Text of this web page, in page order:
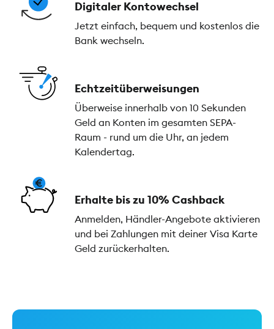
Digitaler Kontowechsel
Jetzt einfach, bequem und kostenlos die
Bank wechseln.
Echtzeitüberweisungen
Überweise innerhalb von 10 Sekunden
Geld an Konten im gesamten SEPA-
Raum - rund um die Uhr, an jedem
Kalendertag.
Erhalte bis zu 10% Cashback
Anmelden, Händler-Angebote aktivieren
und bei Zahlungen mit deiner Visa Karte
Geld zurückerhalten.